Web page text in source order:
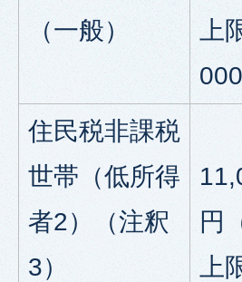
（一般）
上
000
住民税非課税
世帯（低所得
者2）（注釈
3）
円
上